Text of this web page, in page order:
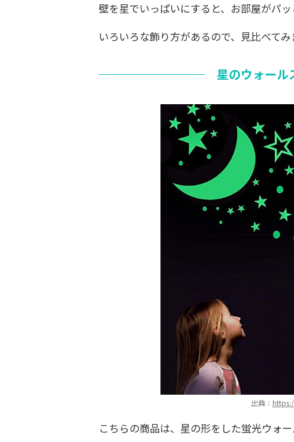
壁を星でいっぱいにすると、お部屋がパッ
いろいろな飾り方があるので、見比べてみ
星のウォール
出典：
こちらの商品は、星の形をした蛍光ウォー